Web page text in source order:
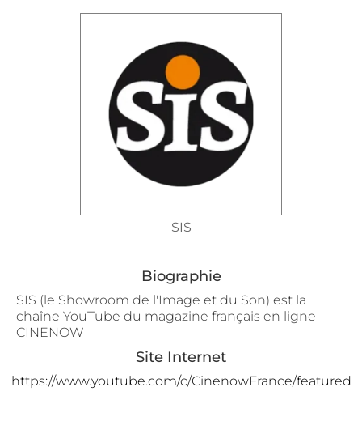
SIS
Biographie
SIS (le Showroom de l'Image et du Son) est la
chaîne YouTube du magazine français en ligne
CINENOW
Site Internet
https://www.youtube.com/c/CinenowFrance/featured